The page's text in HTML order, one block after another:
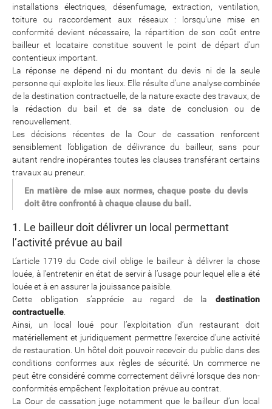
installations électriques, désenfumage, extraction, ventilation,
toiture ou raccordement aux réseaux : lorsqu’une mise en
conformité devient nécessaire, la répartition de son coût entre
bailleur et locataire constitue souvent le point de départ d’un
contentieux important.
La réponse ne dépend ni du montant du devis ni de la seule
personne qui exploite les lieux. Elle résulte d’une analyse combinée
de la destination contractuelle, de la nature exacte des travaux, de
la rédaction du bail et de sa date de conclusion ou de
renouvellement.
Les décisions récentes de la Cour de cassation renforcent
sensiblement l’obligation de délivrance du bailleur, sans pour
autant rendre inopérantes toutes les clauses transférant certains
travaux au preneur.
En matière de mise aux normes, chaque poste du devis
doit être confronté à chaque clause du bail.
1. Le bailleur doit délivrer un local permettant
l’activité prévue au bail
L’article 1719 du Code civil oblige le bailleur à délivrer la chose
louée, à l’entretenir en état de servir à l’usage pour lequel elle a été
louée et à en assurer la jouissance paisible.
Cette obligation s’apprécie au regard de la destination
contractuelle
Ainsi, un local loué pour l’exploitation d’un restaurant doit
matériellement et juridiquement permettre l’exercice d’une activité
de restauration. Un hôtel doit pouvoir recevoir du public dans des
conditions conformes aux règles de sécurité. Un commerce ne
peut être considéré comme correctement délivré lorsque des non-
conformités empêchent l’exploitation prévue au contrat.
La Cour de cassation juge notamment que le bailleur d’un local